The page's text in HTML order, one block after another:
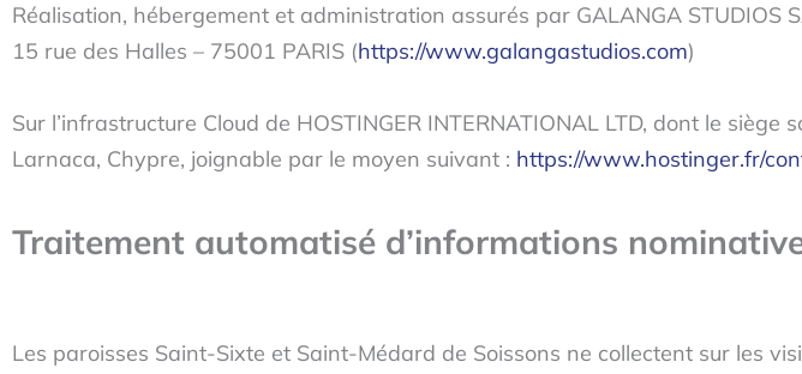
Réalisation, hébergement et administration assurés par GALANGA STUDIOS
15 rue des Halles – 75001 PARIS (https://www.galangastudios.com)
Sur l’infrastructure Cloud de HOSTINGER INTERNATIONAL LTD, dont le
Larnaca, Chypre, joignable par le moyen suivant : https://www.hostinger.fr/
Traitement automatisé d’informations
Les paroisses Saint-Sixte et Saint-Médard de Soissons ne collectent sur les